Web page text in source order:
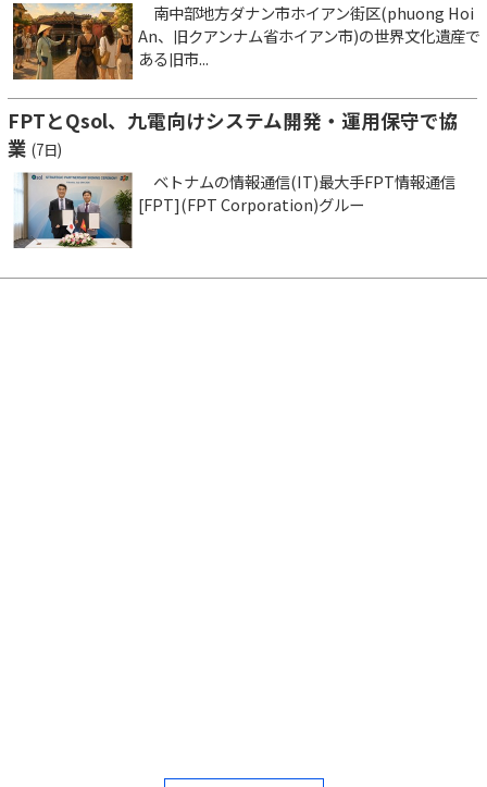
南中部地方ダナン市ホイアン街区(phuong Hoi
An、旧クアンナム省ホイアン市)の世界文化遺産で
ある旧市...
FPTとQsol、九電向けシステム開発・運用保守で協
業 (7日)
ベトナムの情報通信(IT)最大手FPT情報通信
[FPT](FPT Corporation)グルー